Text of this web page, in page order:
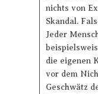
nichts von
Skandal.
Jeder
die eigenen
vor dem
Geschwätz